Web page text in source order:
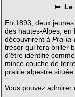
⤇ Le
En 1893, deux
des hautes-Alpes, en
découvrirent à Pra-
trésor qui fera briller
d'être identifié
mince couche de
prairie alpestre
Vous pouvez admirer